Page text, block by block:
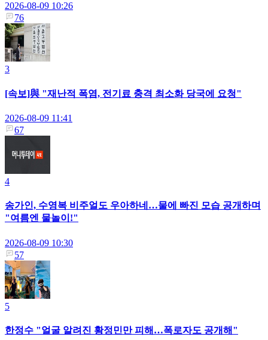
2026-08-09 10:26
76
3
[속보]與 "재난적 폭염, 전기료 충격 최소화 당국에 요청"
2026-08-09 11:41
67
4
송가인, 수영복 비주얼도 우아하네…물에 빠진 모습 공개하며
"여름엔 물놀이!"
2026-08-09 10:30
57
5
한정수 "얼굴 알려진 황정민만 피해…폭로자도 공개해"